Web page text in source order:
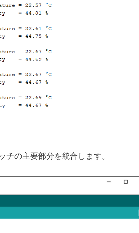
チの主要部分を統合します。